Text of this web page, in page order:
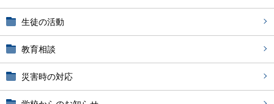
生徒の活動
教育相談
災害時の対応